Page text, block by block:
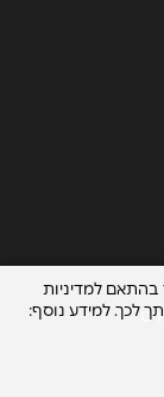
בהתאם למדיניות
לכך. למידע נוסף: